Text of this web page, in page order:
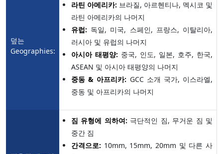
덮는
Geographies:
라틴 아메리카: 브라질, 아르헨티나, 멕시코 및
라틴 아메리카의 나머지
유럽: 독일, 미국, 스페인, 프랑스, 이탈리아,
러시아 및 유럽의 나머지
아시아 태평양: 중국, 인도, 일본, 호주, 한국,
ASEAN 및 아시아 태평양의 나머지
중동 & 아프리카: GCC 소개 국가, 이스라엘,
중동 및 아프리카의 나머지
짐 유형에 의하여: 극단적인 짐, 무거운 짐 및
중간 짐
간격으로: 10mm, 15mm, 20mm 및 다른 사